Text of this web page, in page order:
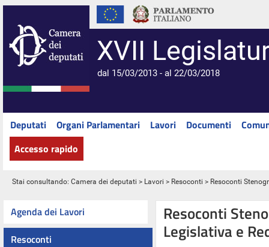
XVII
dal 15/03/2013 - al 22/03/2018
Deputati Organi Parlamentari Lavori Documenti
Accesso rapido
Stai consultando: Camera dei deputati > Lavori > Resoconti > Resoconti
Agenda dei Lavori
Resoconti
Resoconti
Legislativa e